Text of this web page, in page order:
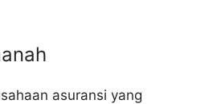
asuransi yang